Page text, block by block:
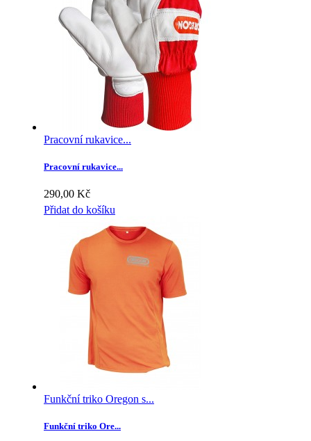
Pracovní rukavice...
Pracovní rukavice...
290,00 Kč
Přidat do košíku
Funkční triko Oregon s...
Funkční triko Ore...